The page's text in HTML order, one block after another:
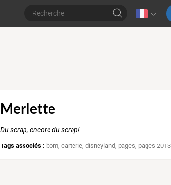
Merlette
Du scrap, encore du scrap!
Tags associés : bom,carterie,disneyland, pages, pages 2013